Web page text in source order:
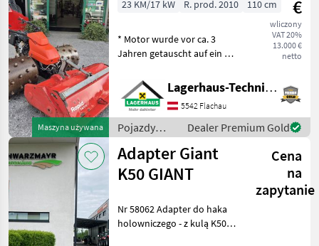
Maszyna używana
€
wliczony
VAT 20%
13.000 €
netto
23 KM/17 kW R. prod. 2010 110 cm
* Motor wurde vor ca. 3
Jahren getauscht auf ein 23
Eisenstachelwalzen * inkl.
Mulcher 110cm Breit Bj.:
2019 Wir bitten telefoni
Lagerhaus-Technik Flachau
5542 Flachau
Pojazdy
silnikowe
rolnicze /
Reform
Dealer Premium Gold
Adapter Giant
K50 GIANT
Cena
na
zapytanie
Nr 58062 Adapter do haka
holowniczego - z kulą K50 -